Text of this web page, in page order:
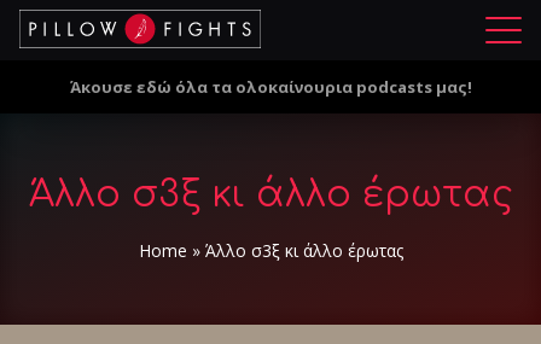
Μ
ο
Άκουσε εδώ όλα τα ολοκαίνουρια podcasts μας!
Άλλο σ3ξ κι άλλο έρωτας
Home » Άλλο σ3ξ κι άλλο έρωτας